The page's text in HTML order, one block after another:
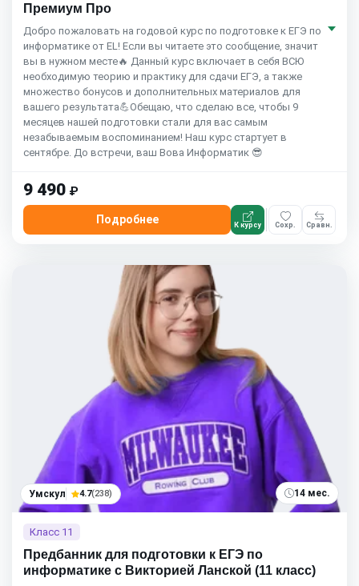
Премиум Про
Добро пожаловать на годовой курс по подготовке к ЕГЭ по
информатике от EL! Если вы читаете это сообщение, значит
вы в нужном месте🔥 Данный курс включает в себя ВСЮ
необходимую теорию и практику для сдачи ЕГЭ, а также
множество бонусов и дополнительных материалов для
вашего результата💪Обещаю, что сделаю все, чтобы 9
месяцев нашей подготовки стали для вас самым
незабываемым воспоминанием! Наш курс стартует в
сентябре. До встречи, ваш Вова Информатик 😎
9 490 ₽
Подробнее К курсу Сохр. Сравн.
Умскул 4.7(238) 14 мес.
Класс 11
Предбанник для подготовки к ЕГЭ по
информатике с Викторией Ланской (11 класс)